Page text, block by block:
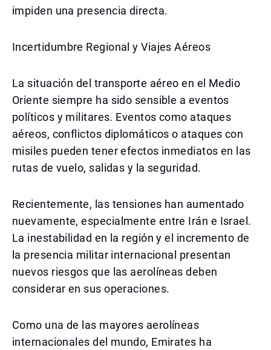
impiden una presencia directa.
Incertidumbre Regional y Viajes Aéreos
La situación del transporte aéreo en el Medio
Oriente siempre ha sido sensible a eventos
políticos y militares. Eventos como ataques
aéreos, conflictos diplomáticos o ataques con
misiles pueden tener efectos inmediatos en las
rutas de vuelo, salidas y la seguridad.
Recientemente, las tensiones han aumentado
nuevamente, especialmente entre Irán e Israel.
La inestabilidad en la región y el incremento de
la presencia militar internacional presentan
nuevos riesgos que las aerolíneas deben
considerar en sus operaciones.
Como una de las mayores aerolíneas
internacionales del mundo, Emirates ha